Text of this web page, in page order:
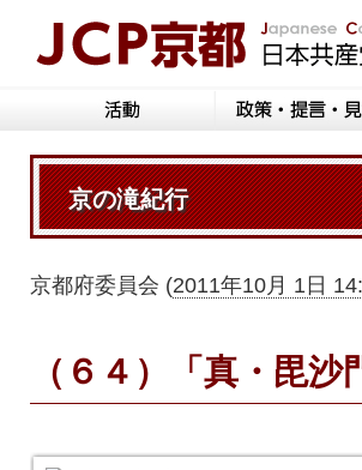
京の滝紀行
京都府委員会 (2011年10月 1日
（６４）「真・毘